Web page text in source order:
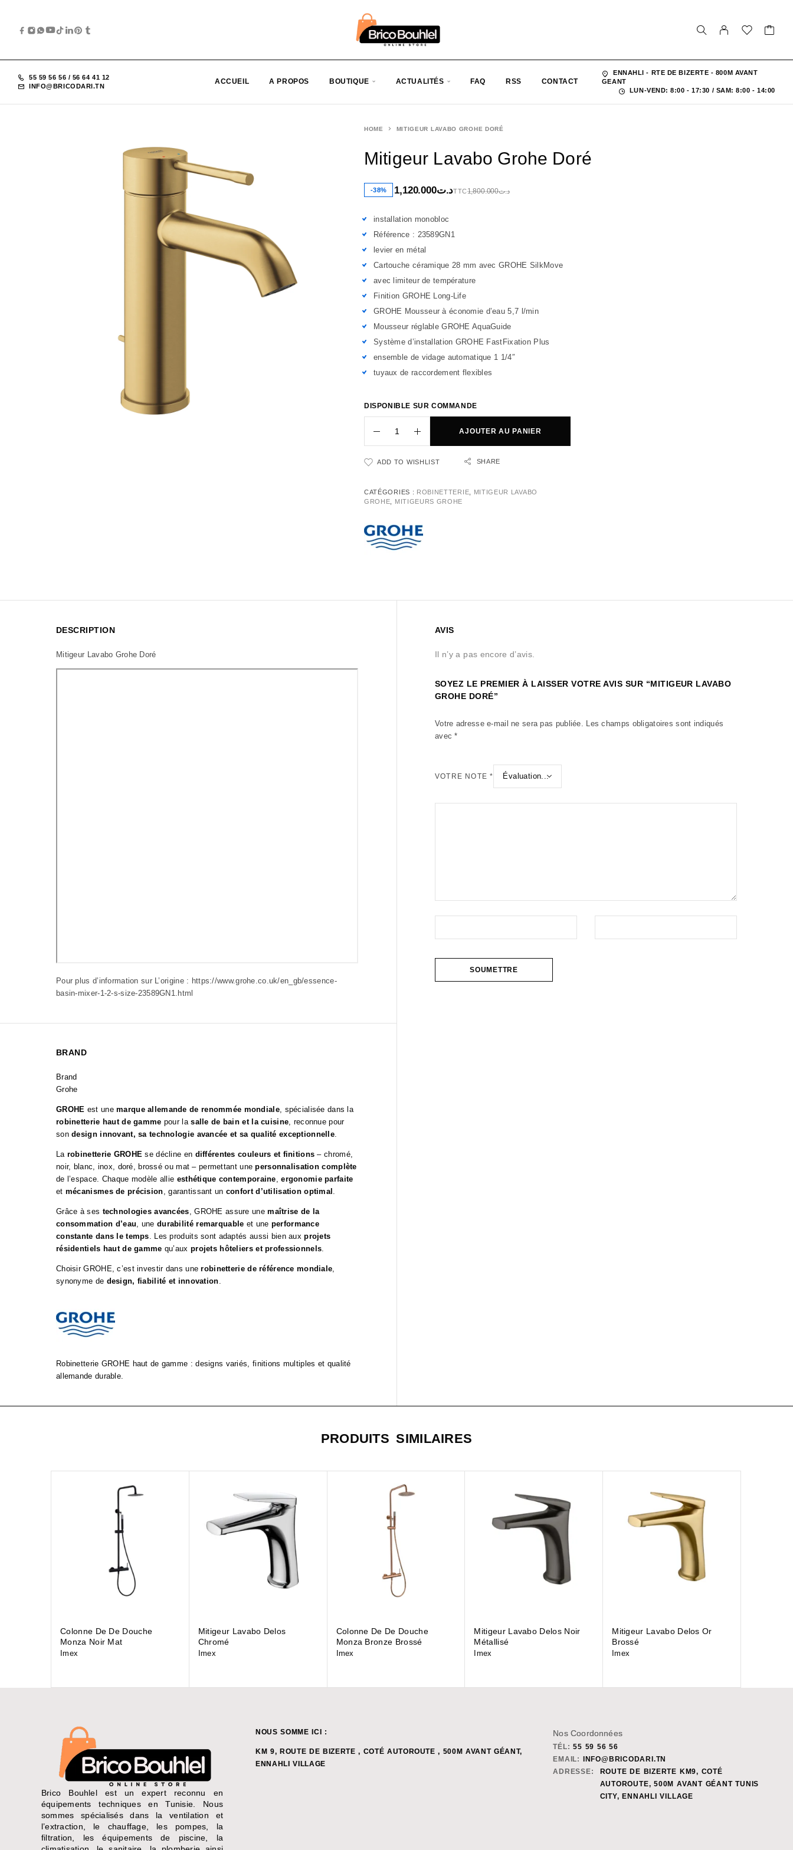
55 59 56 56 / 56 64 41 12
INFO@BRICODARI.TN
ACCUEIL A PROPOS BOUTIQUE ACTUALITÉS FAQ RSS CONTACT
ENNAHLI - RTE DE BIZERTE - 800M AVANT
GEANT
LUN-VEND: 8:00 - 17:30 / SAM: 8:00 - 14:00
HOME MITIGEUR LAVABO GROHE DORÉ
Mitigeur Lavabo Grohe Doré
-38% د.ت1,800.000 د.ت1,120.000 TTC
installation monobloc
Référence : 23589GN1
levier en métal
Cartouche céramique 28 mm avec GROHE SilkMove
avec limiteur de température
Finition GROHE Long-Life
GROHE Mousseur à économie d’eau 5,7 l/min
Mousseur réglable GROHE AquaGuide
Système d’installation GROHE FastFixation Plus
ensemble de vidage automatique 1 1/4″
tuyaux de raccordement flexibles
DISPONIBLE SUR COMMANDE
AJOUTER AU PANIER
ADD TO WISHLIST SHARE
CATÉGORIES : ROBINETTERIE,
MITIGEUR LAVABO
GROHE, MITIGEURS GROHE
DESCRIPTION
Mitigeur Lavabo Grohe Doré
Pour plus d’information sur L’origine : https://www.grohe.co.uk/en_gb/essence-
basin-mixer-1-2-s-size-23589GN1.html
BRAND
Brand
Grohe
GROHE est unemarque allemande de renommée mondiale, spécialisée dans la
robinetterie haut de gamme pour lasalle de bain et la cuisine, reconnue pour
sondesign innovant, sa technologie avancée et sa qualité exceptionnelle.
La robinetterie GROHE se décline en différentes couleurs et finitions – chromé,
noir, blanc, inox, doré, brossé ou mat – permettant unepersonnalisation complète
de l’espace. Chaque modèle allie esthétique contemporaine,ergonomie parfaite
et mécanismes de précision, garantissant un confort d’utilisation optimal .
Grâce à ses technologies avancées, GROHE assure unemaîtrise de la
consommation d’eau, unedurabilité remarquable et une performance
constante dans le temps. Les produits sont adaptés aussi bien auxprojets
résidentiels haut de gamme qu’aux projets hôteliers et professionnels.
Choisir GROHE, c’est investir dans unerobinetterie de référence mondiale,
synonyme de design, fiabilité et innovation.
Robinetterie GROHE haut de gamme : designs variés, finitions multiples et qualité
allemande durable.
AVIS
Il n’y a pas encore d’avis.
SOYEZ LE PREMIER À LAISSER VOTRE AVIS SUR “MITIGEUR LAVABO
GROHE DORÉ”
Votre adresse e-mail ne sera pas publiée. Les champs obligatoires sont indiqués
avec*
VOTRE NOTE*
PRODUITS SIMILAIRES
Colonne De De Douche
Monza Noir Mat
Imex
Mitigeur Lavabo Delos
Chromé
Imex
Colonne De De Douche
Monza Bronze Brossé
Imex
Mitigeur Lavabo Delos Noir
Métallisé
Imex
Mitigeur Lavabo Delos Or
Brossé
Imex
Brico Bouhlel est un expert reconnu en
équipements techniques en Tunisie. Nous
sommes spécialisés dans la ventilation et
l’extraction, le chauffage, les pompes, la
filtration, les équipements de piscine, la
NOUS SOMME ICI :
KM 9, ROUTE DE BIZERTE , COTÉ AUTOROUTE , 500M AVANT GÉANT,
ENNAHLI VILLAGE
Nos Coordonnées
TÉL: 55 59 56 56
EMAIL:
INFO@BRICODARI.TN
ADRESSE:
ROUTE DE BIZERTE KM9, COTÉ
AUTOROUTE, 500M AVANT GÉANT TUNIS
CITY, ENNAHLI VILLAGE